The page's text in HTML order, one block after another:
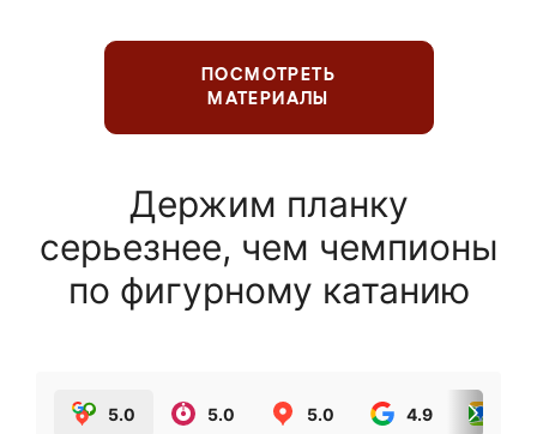
ПОСМОТРЕТЬ
МАТЕРИАЛЫ
Держим планку
серьезнее, чем чемпионы
по фигурному катанию
5.0 5.0 5.0 4.9